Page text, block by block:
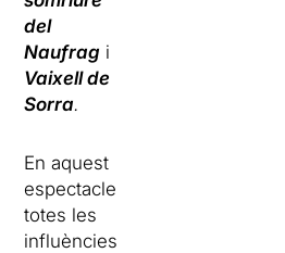
del
Naufrag i
Vaixell de
Sorra.
En aquest
espectacle
totes les
influències